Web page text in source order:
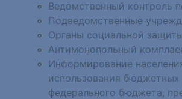
Ведомственный контроль
Подведомственные
Органы социальной
Антимонопольный
Информирование
использования бюджетных
федерального бюджета,